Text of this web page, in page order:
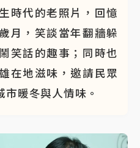
時代的老照片，回憶
月，笑談當年翻牆躲
笑話的趣事；同時也
在地滋味，邀請民眾
暖冬與人情味。